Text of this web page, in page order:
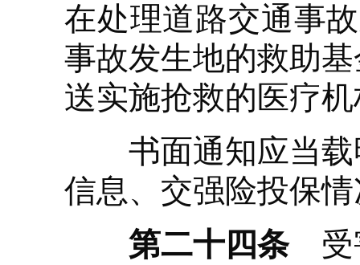
在处理道路交通事
事故发生地的救助
送实施抢救的医疗
书面通知应当载
信息、交强险投保
第二十四条受